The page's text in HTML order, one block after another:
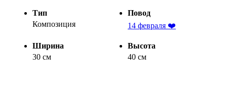
Тип
Композиция
Повод
14 февраля ❤️
Ширина
30 см
Высота
40 см